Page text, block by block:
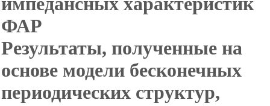
ФАР
Результаты, полученные на
основе модели бесконечных
периодических структур,